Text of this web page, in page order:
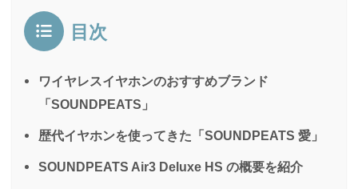
目次
ワイヤレスイヤホンのおすすめブランド
「SOUNDPEATS」
歴代イヤホンを使ってきた「SOUNDPEATS 愛」
SOUNDPEATS Air3 Deluxe HS の概要を紹介